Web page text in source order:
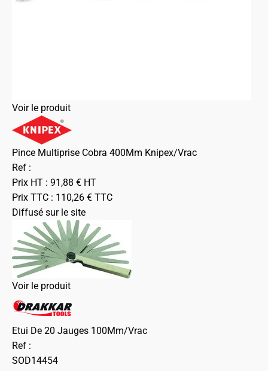
Voir le produit
Pince Multiprise Cobra 400Mm Knipex/Vrac
Ref :
Prix HT : 91,88 € HT
Prix TTC : 110,26 € TTC
Diffusé sur le site
Voir le produit
Etui De 20 Jauges 100Mm/Vrac
Ref :
SOD14454